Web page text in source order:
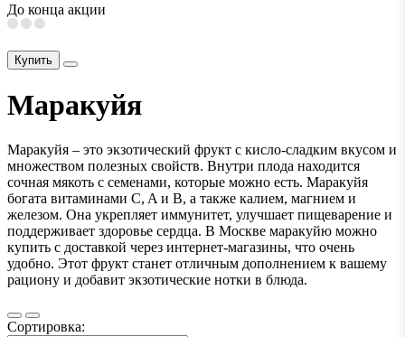
До конца акции
Купить
Маракуйя
Маракуйя – это экзотический фрукт с кисло-сладким вкусом и
множеством полезных свойств. Внутри плода находится
сочная мякоть с семенами, которые можно есть. Маракуйя
богата витаминами C, A и B, а также калием, магнием и
железом. Она укрепляет иммунитет, улучшает пищеварение и
поддерживает здоровье сердца. В Москве маракуйю можно
купить с доставкой через интернет-магазины, что очень
удобно. Этот фрукт станет отличным дополнением к вашему
рациону и добавит экзотические нотки в блюда.
Сортировка: